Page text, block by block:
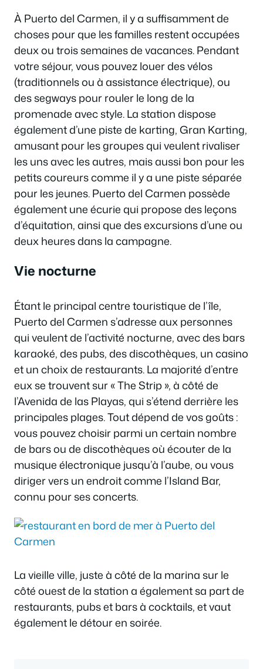
À Puerto del Carmen, il y a suffisamment de
choses pour que les familles restent occupées
deux ou trois semaines de vacances. Pendant
votre séjour, vous pouvez louer des vélos
(traditionnels ou à assistance électrique), ou
des segways pour rouler le long de la
promenade avec style. La station dispose
également d’une piste de karting, Gran Karting,
amusant pour les groupes qui veulent rivaliser
les uns avec les autres, mais aussi bon pour les
petits coureurs comme il y a une piste séparée
pour les jeunes. Puerto del Carmen possède
également une écurie qui propose des leçons
d’équitation, ainsi que des excursions d’une ou
deux heures dans la campagne.
Vie nocturne
Étant le principal centre touristique de l’île,
Puerto del Carmen s’adresse aux personnes
qui veulent de l’activité nocturne, avec des bars
karaoké, des pubs, des discothèques, un casino
et un choix de restaurants. La majorité d’entre
eux se trouvent sur « The Strip », à côté de
l’Avenida de las Playas, qui s’étend derrière les
principales plages. Tout dépend de vos goûts :
vous pouvez choisir parmi un certain nombre
de bars ou de discothèques où écouter de la
musique électronique jusqu’à l’aube, ou vous
diriger vers un endroit comme l’Island Bar,
connu pour ses concerts.
La vieille ville, juste à côté de la marina sur le
côté ouest de la station a également sa part de
restaurants, pubs et bars à cocktails, et vaut
également le détour en soirée.